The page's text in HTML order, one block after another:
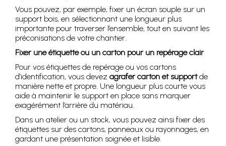
Vous pouvez, par exemple, fixer un écran souple sur un
support bois, en sélectionnant une longueur plus
importante pour traverser l’ensemble, tout en suivant les
préconisations de votre chantier.
Fixer une étiquette ou un carton pour un repérage clair
Pour vos étiquettes de repérage ou vos cartons
d’identification, vous devez agrafer carton et supportde
manière nette et propre. Une longueur plus courte vous
aide à maintenir le support en place sans marquer
exagérément l’arrière du matériau.
Dans un atelier ou un stock, vous pouvez ainsi fixer des
étiquettes sur des cartons, panneaux ou rayonnages, en
gardant une présentation soignée et lisible.